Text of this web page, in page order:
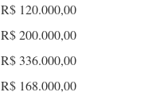
R$ 120.000,00
R$ 200.000,00
R$ 336.000,00
R$ 168.000,00